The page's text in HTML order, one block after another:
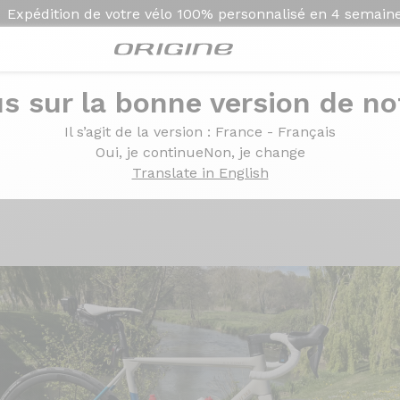
Expédition de votre vélo 100% personnalisé en 4
sur la bonne version de
Il s’agit de la version : France - Français
Oui, je continueNon, je change
Translate in English
Dura Ace Di2 12v - Mavic Cosmic SLR 32
Shimano Dura Ace Di2